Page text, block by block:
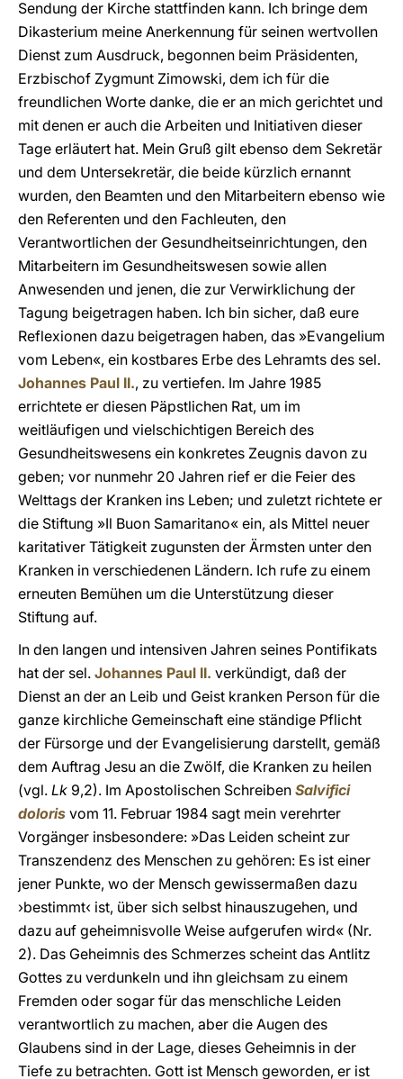
Sendung der Kirche stattfinden kann. Ich bringe dem
Dikasterium meine Anerkennung für seinen wertvollen
Dienst zum Ausdruck, begonnen beim Präsidenten,
Erzbischof Zygmunt Zimowski, dem ich für die
freundlichen Worte danke, die er an mich gerichtet und
mit denen er auch die Arbeiten und Initiativen dieser
Tage erläutert hat. Mein Gruß gilt ebenso dem Sekretär
und dem Untersekretär, die beide kürzlich ernannt
wurden, den Beamten und den Mitarbeitern ebenso wie
den Referenten und den Fachleuten, den
Verantwortlichen der Gesundheitseinrichtungen, den
Mitarbeitern im Gesundheitswesen sowie allen
Anwesenden und jenen, die zur Verwirklichung der
Tagung beigetragen haben. Ich bin sicher, daß eure
Reflexionen dazu beigetragen haben, das »Evangelium
vom Leben«, ein kostbares Erbe des Lehramts des sel.
Johannes Paul II., zu vertiefen. Im Jahre 1985
errichtete er diesen Päpstlichen Rat, um im
weitläufigen und vielschichtigen Bereich des
Gesundheitswesens ein konkretes Zeugnis davon zu
geben; vor nunmehr 20 Jahren rief er die Feier des
Welttags der Kranken ins Leben; und zuletzt richtete er
die Stiftung »Il Buon Samaritano« ein, als Mittel neuer
karitativer Tätigkeit zugunsten der Ärmsten unter den
Kranken in verschiedenen Ländern. Ich rufe zu einem
erneuten Bemühen um die Unterstützung dieser
Stiftung auf.
In den langen und intensiven Jahren seines Pontifikats
hat der sel. Johannes Paul II. verkündigt, daß der
Dienst an der an Leib und Geist kranken Person für die
ganze kirchliche Gemeinschaft eine ständige Pflicht
der Fürsorge und der Evangelisierung darstellt, gemäß
dem Auftrag Jesu an die Zwölf, die Kranken zu heilen
(vgl. Lk 9,2). Im Apostolischen Schreiben Salvifici
doloris vom 11. Februar 1984 sagt mein verehrter
Vorgänger insbesondere: »Das Leiden scheint zur
Transzendenz des Menschen zu gehören: Es ist einer
jener Punkte, wo der Mensch gewissermaßen dazu
›bestimmt‹ ist, über sich selbst hinauszugehen, und
dazu auf geheimnisvolle Weise aufgerufen wird« (Nr.
2). Das Geheimnis des Schmerzes scheint das Antlitz
Gottes zu verdunkeln und ihn gleichsam zu einem
Fremden oder sogar für das menschliche Leiden
verantwortlich zu machen, aber die Augen des
Glaubens sind in der Lage, dieses Geheimnis in der
Tiefe zu betrachten. Gott ist Mensch geworden, er ist